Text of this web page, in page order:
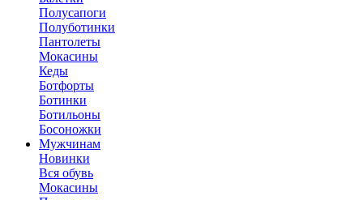
Полусапоги
Полуботинки
Пантолеты
Мокасины
Кеды
Ботфорты
Ботинки
Ботильоны
Босоножки
Мужчинам
Новинки
Вся обувь
Мокасины